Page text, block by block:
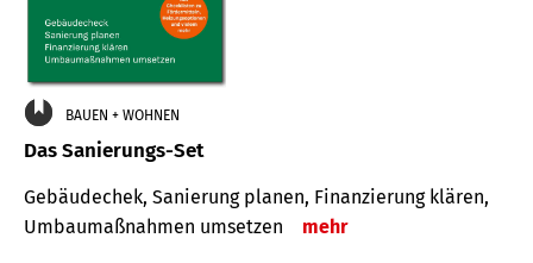
BAUEN + WOHNEN
Das Sanierungs-Set
Gebäudechek, Sanierung planen, Finanzierung klären,
Umbaumaßnahmen umsetzen
mehr